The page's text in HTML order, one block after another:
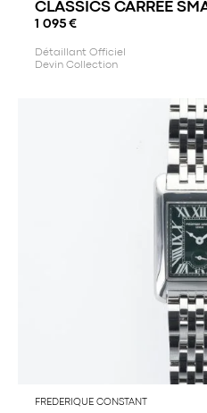
CLASSICS CARREE
1 095 €
Détaillant Officiel
Devin Collection
FREDERIQUE CONSTANT